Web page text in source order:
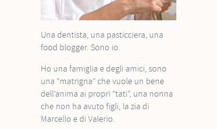
Una dentista, una pasticciera, una
food blogger. Sono io.
Ho una famiglia e degli amici, sono
una “matrigna” che vuole un bene
dell’anima ai propri “tati”, una nonna
che non ha avuto figli, la zia di
Marcello e di Valerio.